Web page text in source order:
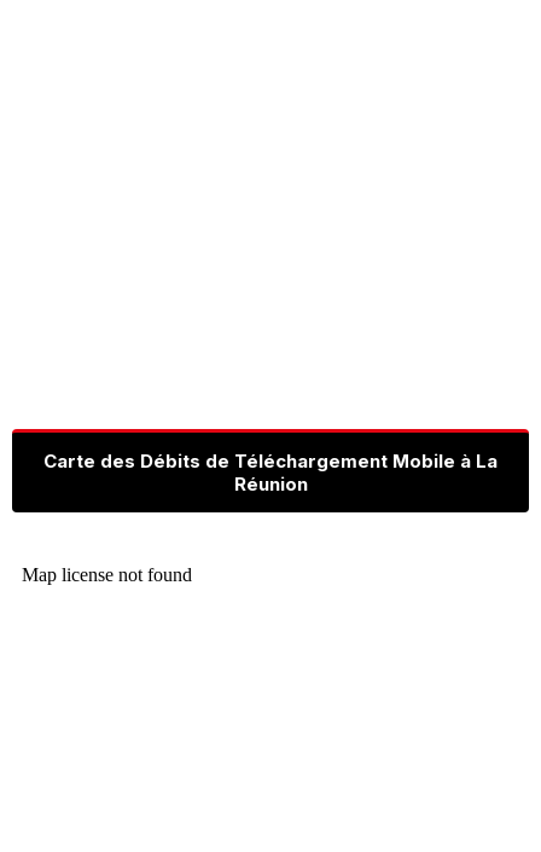
Carte des Débits de Téléchargement Mobile à La
Réunion